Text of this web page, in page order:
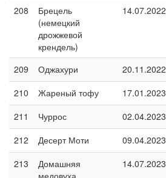
208
Брецель
(немецкий
дрожжевой
крендель)
14.07.2022
209 Оджахури 20.11.2022
210
Жареный тофу 17.01.2023
211
Чуррос 02.04.2023
212
Десерт Моти 09.04.2023
213
Домашняя
14.07.2023